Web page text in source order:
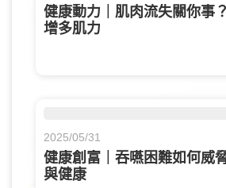
健康動力｜肌肉流失關你事
增多肌力
2025/05/31
健康創富｜吞嚥困難如何威
與健康